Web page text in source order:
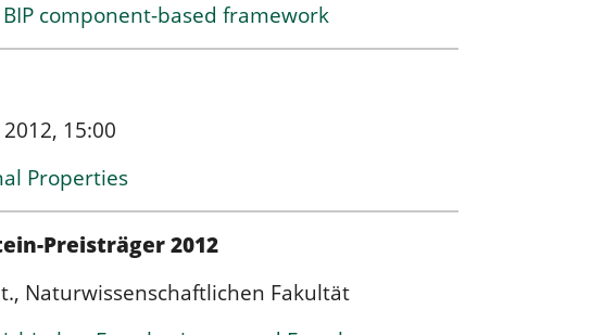
component-based framework
15:00
Properties
Preisträger 2012
Naturwissenschaftlichen Fakultät